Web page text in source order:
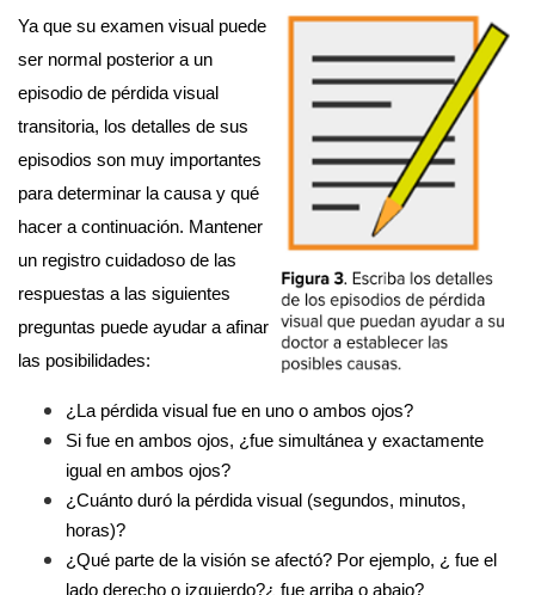
Ya que su examen visual puede
ser normal posterior a un
episodio de pérdida visual
transitoria, los detalles de sus
episodios son muy importantes
para determinar la causa y qué
hacer a continuación. Mantener
un registro cuidadoso de las
respuestas a las siguientes
preguntas puede ayudar a afinar
las posibilidades:
¿La pérdida visual fue en uno o ambos ojos?
Si fue en ambos ojos, ¿fue simultánea y exactamente
igual en ambos ojos?
¿Cuánto duró la pérdida visual (segundos, minutos,
horas)?
¿Qué parte de la visión se afectó? Por ejemplo, ¿ fue el
lado derecho o izquierdo?¿ fue arriba o abajo?